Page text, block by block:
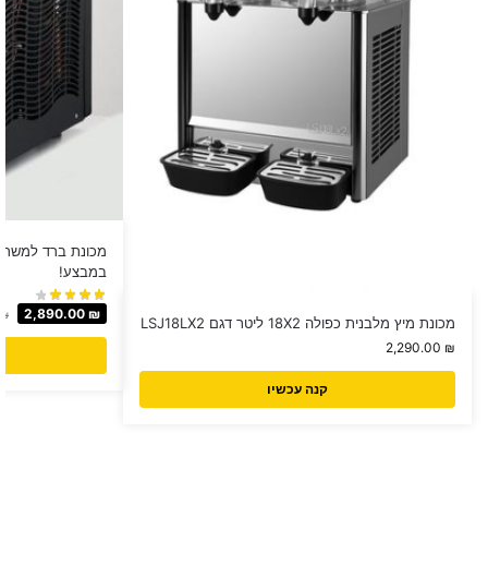
מכונת מיץ מלבנית כפולה 18X2 ליטר דגם LSJ18LX2
2,290.00 ₪
קנה עכשיו
מכונת ברד
במבצע!
₪ 2,890.00 ₪